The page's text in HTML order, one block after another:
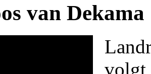
van Dekama